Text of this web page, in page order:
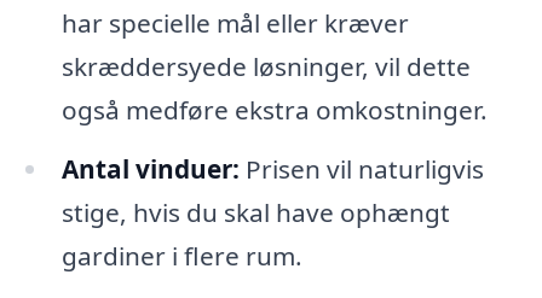
har specielle mål eller kræver
skræddersyede løsninger, vil dette
også medføre ekstra omkostninger.
Antal vinduer: Prisen vil naturligvis
stige, hvis du skal have ophængt
gardiner i flere rum.